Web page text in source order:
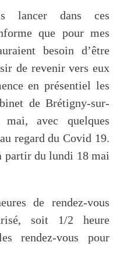
lancer dans ces
que pour mes
besoin d’être
de revenir vers eux
en présentiel les
de Brétigny-sur-
avec quelques
regard du Covid 19.
partir du lundi 18 mai
de rendez-vous
soit 1/2 heure
rendez-vous pour